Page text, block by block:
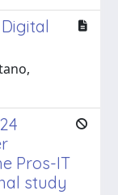
Pros-IT
study